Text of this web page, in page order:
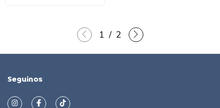
1 / 2
Seguinos